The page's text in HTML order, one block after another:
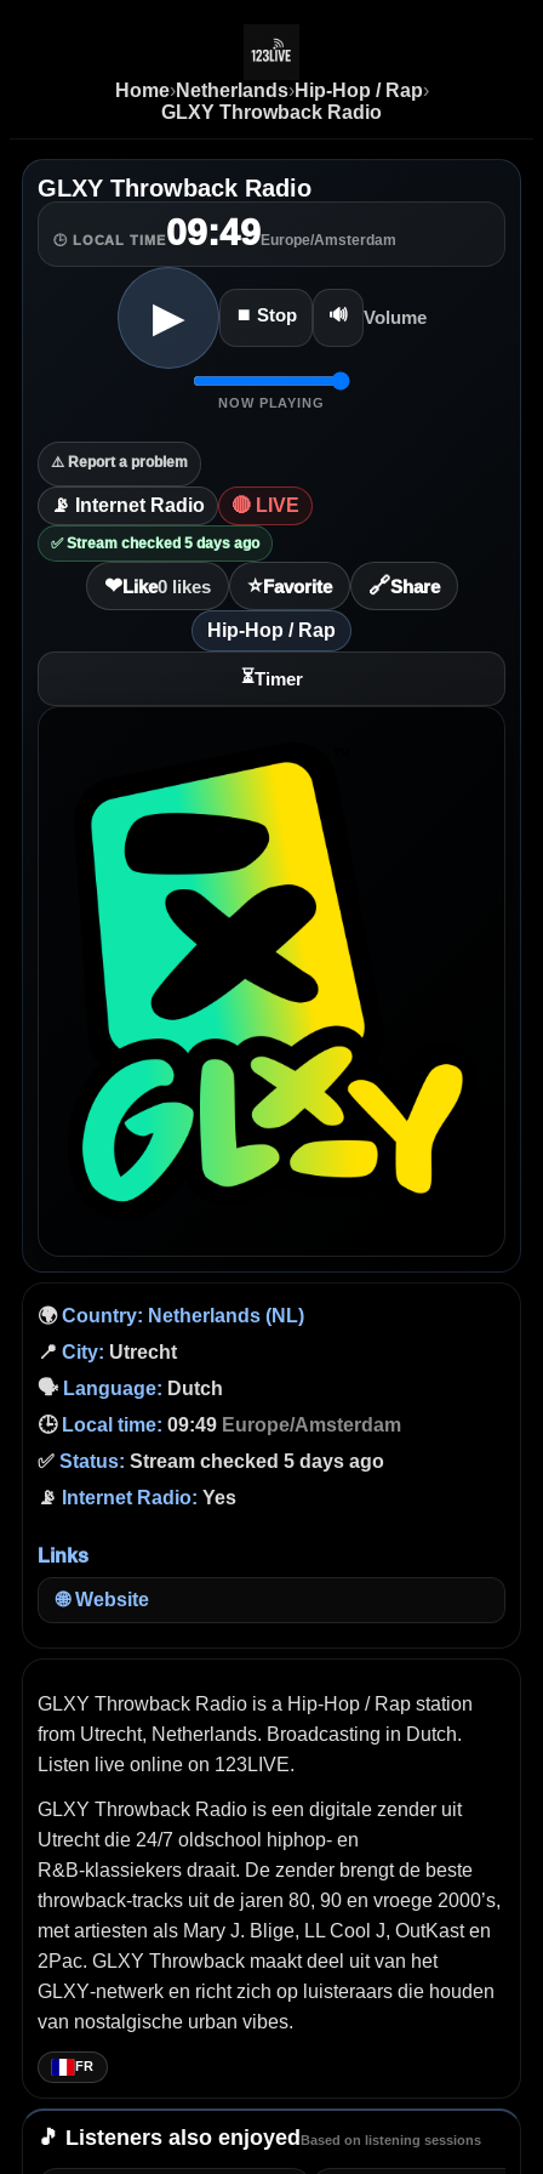
Home›Netherlands›Hip-Hop / Rap›
GLXY Throwback Radio
GLXY Throwback Radio
🕒 LOCAL TIME09:49Europe/Amsterdam
▶ ⏹ Stop 🔊 Volume
NOW PLAYING
⚠️ Report a problem
📡 Internet Radio 🔴 LIVE
✅ Stream checked 5 days ago
❤Like0 likes ⭐Favorite 🔗Share
Hip-Hop / Rap
⏳Timer
🌍Country: Netherlands (NL)
📍 City: Utrecht
🗣️ Language: Dutch
🕒 Local time: 09:49 Europe/Amsterdam
✅ Status: Stream checked 5 days ago
📡
Internet Radio: Yes
Links
🌐 Website
GLXY Throwback Radio is a Hip-Hop / Rap station
from Utrecht, Netherlands. Broadcasting in Dutch.
Listen live online on 123LIVE.
GLXY Throwback Radio is een digitale zender uit
Utrecht die 24/7 oldschool hiphop‑ en
R&B‑klassiekers draait. De zender brengt de beste
throwback‑tracks uit de jaren 80, 90 en vroege 2000’s,
met artiesten als Mary J. Blige, LL Cool J, OutKast en
2Pac. GLXY Throwback maakt deel uit van het
GLXY‑netwerk en richt zich op luisteraars die houden
van nostalgische urban vibes.
FR
🎵 Listeners also enjoyedBased on listening sessions